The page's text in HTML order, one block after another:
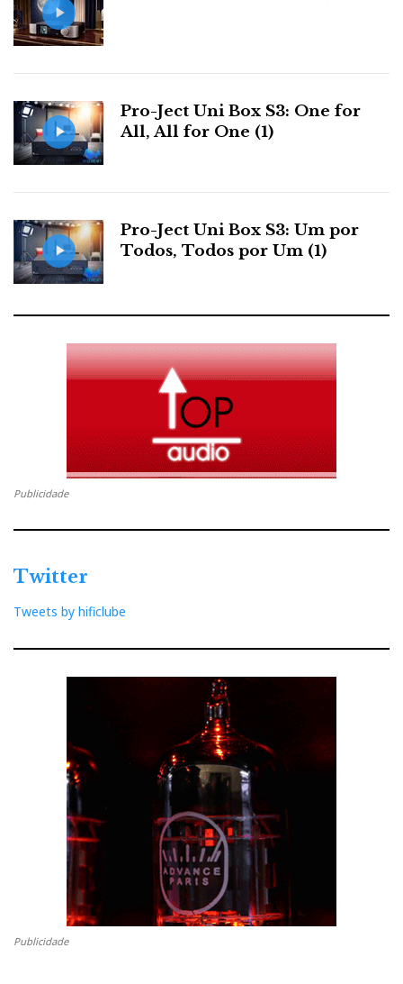
Pro-Ject Uni Box S3: One for
All, All for One (1)
Pro-Ject Uni Box S3: Um por
Todos, Todos por Um (1)
Publicidade
Twitter
Tweets by hificlube
Publicidade